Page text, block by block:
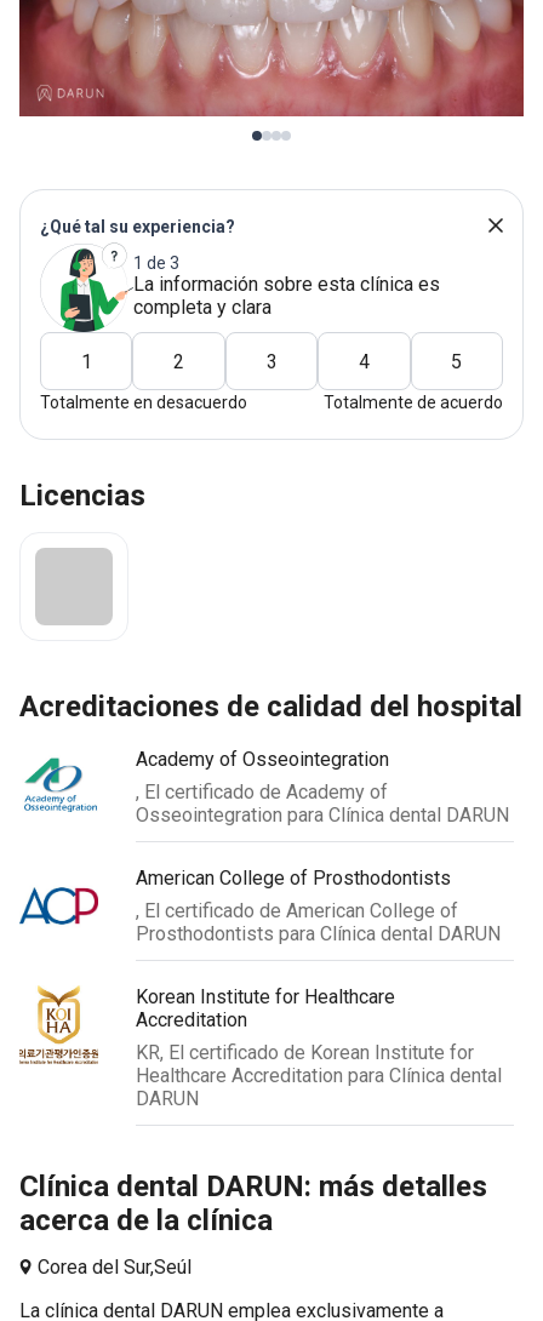
¿Qué tal su experiencia?
1 de 3
La información sobre esta clínica es
completa y clara
1 2 3 4 5
Totalmente en desacuerdo Totalmente de acuerdo
Licencias
acreditaciones de calidad del hospital
Academy of Osseointegration
, El certificado de Academy of
Osseointegration para Clínica dental DARUN
American College of Prosthodontists
, El certificado de American College of
Prosthodontists para Clínica dental DARUN
Korean Institute for Healthcare
Accreditation
KR, El certificado de Korean Institute for
Healthcare Accreditation para Clínica dental
DARUN
Clínica dental DARUN: más detalles
acerca de la clínica
Corea del Sur,Seúl
La clínica dental DARUN emplea exclusivamente a